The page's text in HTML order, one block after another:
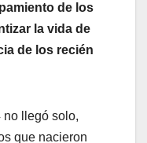
de los
la vida de
de los recién
no llegó solo,
que nacieron